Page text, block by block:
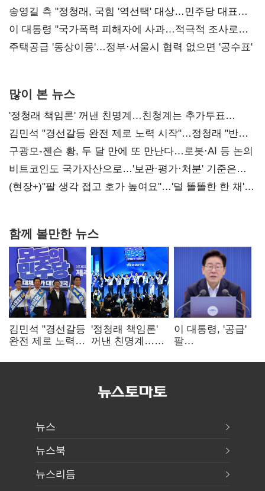
리모델링' 제안
송영길 측 "정청래, 국힘 '역선택' 대상…민주당 대표로
총선 지휘 못해"
이 대통령 "국가폭력 피해자에 사과…적극적 조사로
진실 밝혀야"
주택공급 '동상이몽'…정부·서울시 협력 없으면 '공수표'
많이 본 뉴스
'정청래 책임론' 꺼낸 친명계…친청계는 추가투표
때리기
김민석 "경선갈등 완전 제로 노력 시작"…정청래 "반명
공세 사과부터 해야"
구광모-젠슨 황, 두 달 만에 또 만난다…로봇·AI 등 논의
비트코인도 국가자산으로…'보관·평가·처분' 기준은
숙제
(현장+)"팔 생각 접고 호가 높여요"…'덜 똘똘한 한 채'
함께 볼만한 뉴스
김민석 "경선갈등
완전 제로 노력
"반명 공세
'정청래 책임론'
꺼낸 친명계…
추가투표 때리기
이 대통령, '공급'
팔
여 내부선
뉴스
뉴스북
뉴스리듬